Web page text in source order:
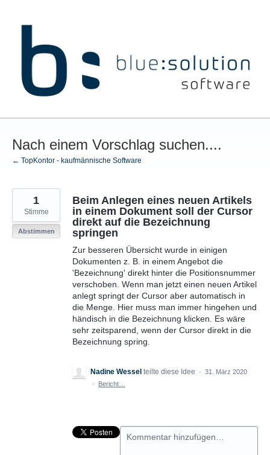
Nach einem Vorschlag suchen....
← TopKontor - kaufmännische Software
Beim Anlegen eines neuen Artikels
in einem Dokument soll der Cursor
direkt auf die Bezeichnung
springen
Zur besseren Übersicht wurde in einigen
Dokumenten z. B. in einem Angebot die
'Bezeichnung' direkt hinter die Positionsnummer
verschoben. Wenn man jetzt einen neuen Artikel
anlegt springt der Cursor aber automatisch in
die Menge. Hier muss man immer hingehen und
händisch in die Bezeichnung klicken. Es wäre
sehr zeitsparend, wenn der Cursor direkt in die
Bezeichnung spring.
1
Stimme
Abstimmen
Nadine Wessel teilte diese Idee · 31. März 2020
·
Bericht…
Kommentar hinzufügen…